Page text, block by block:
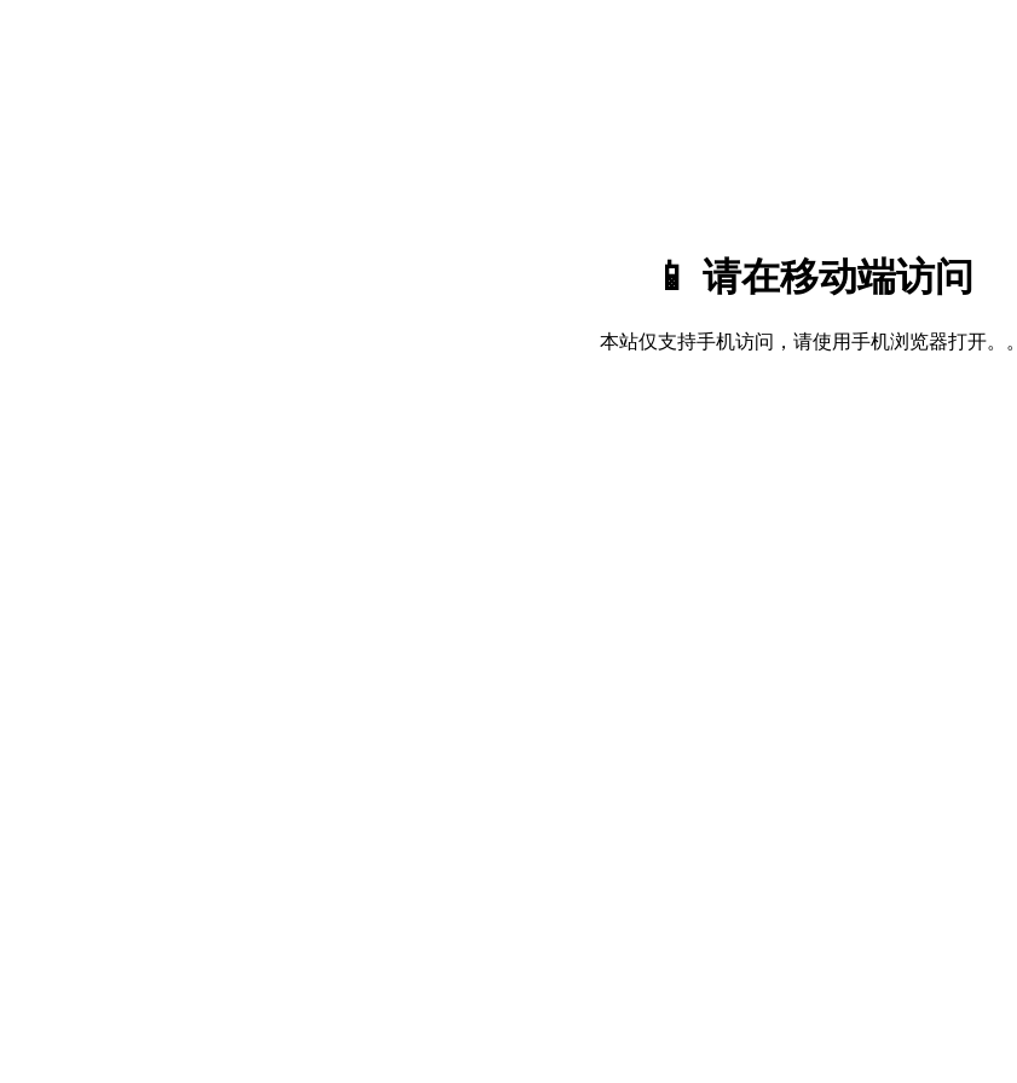
📱 请在移动端访问
本站仅支持手机访问，请使用手机浏览器打开。。